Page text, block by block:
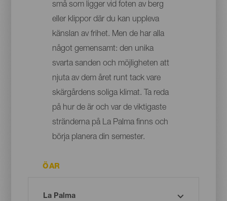
små som ligger vid foten av berg
eller klippor där du kan uppleva
känslan av frihet. Men de har alla
något gemensamt: den unika
svarta sanden och möjligheten att
njuta av dem året runt tack vare
skärgårdens soliga klimat. Ta reda
på hur de är och var de viktigaste
stränderna på La Palma finns och
börja planera din semester.
ÖAR